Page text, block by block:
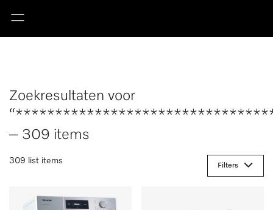
Zoekresultaten voor
– 309 items
309 list items
Filters